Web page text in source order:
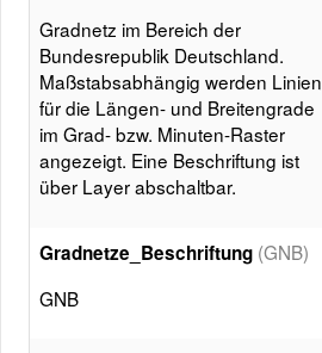
Gradnetz im Bereich der
Bundesrepublik Deutschland.
Maßstabsabhängig werden Linien
für die Längen- und Breitengrade
im Grad- bzw. Minuten-Raster
angezeigt. Eine Beschriftung ist
über Layer abschaltbar.
Gradnetze_Beschriftung (GNB)
GNB